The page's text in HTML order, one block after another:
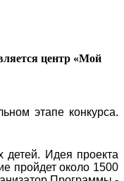
центр «Мой
этапе конкурса.
Идея проекта
пройдет около 1500